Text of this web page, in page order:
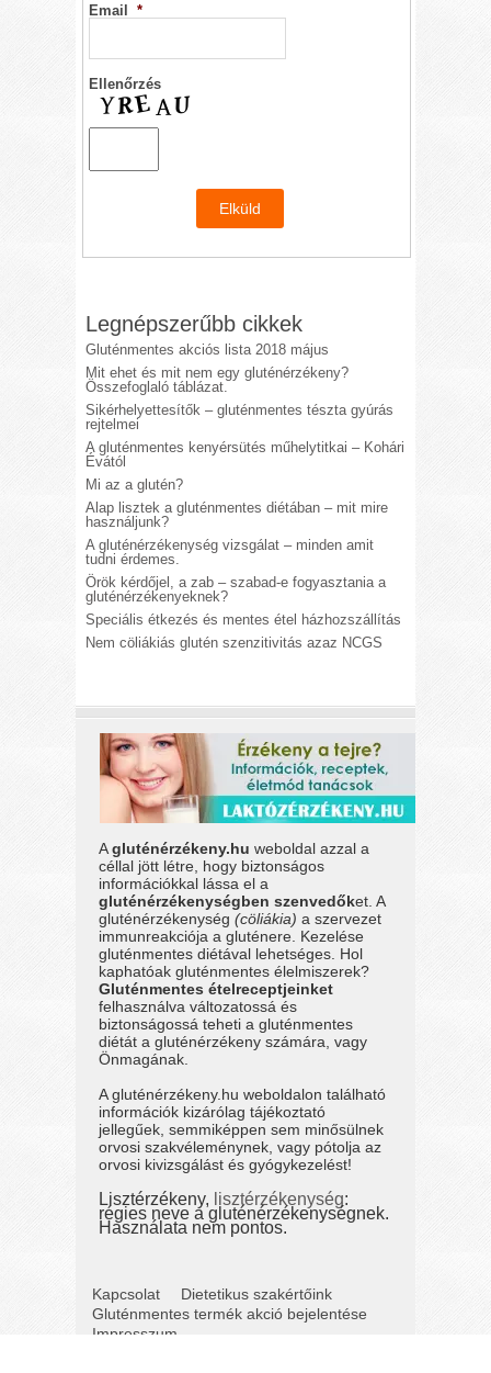
Email *
Ellenőrzés
Legnépszerűbb cikkek
Gluténmentes akciós lista 2018 május
Mit ehet és mit nem egy gluténérzékeny?
Összefoglaló táblázat.
Sikérhelyettesítők – gluténmentes tészta gyúrás
rejtelmei
A gluténmentes kenyérsütés műhelytitkai – Kohári
Évától
Mi az a glutén?
Alap lisztek a gluténmentes diétában – mit mire
használjunk?
A gluténérzékenység vizsgálat – minden amit
tudni érdemes.
Örök kérdőjel, a zab – szabad-e fogyasztania a
gluténérzékenyeknek?
Speciális étkezés és mentes étel házhozszállítás
Nem cöliákiás glutén szenzitivitás azaz NCGS
Agluténérzékeny.hu weboldal azzal a
céllal jött létre, hogy biztonságos
információkkal lássa el a
gluténérzékenységben szenvedőket. A
gluténérzékenység(cöliákia) a szervezet
immunreakciója a gluténere. Kezelése
gluténmentes diétával lehetséges. Hol
kaphatóak gluténmentes élelmiszerek?
Gluténmentes ételreceptjeinket
felhasználva változatossá és
biztonságossá teheti a gluténmentes
diétát a gluténérzékeny számára, vagy
Önmagának.
A gluténérzékeny.hu weboldalon található
információk kizárólag tájékoztató
jellegűek, semmiképpen sem minősülnek
orvosi szakvéleménynek, vagy pótolja az
orvosi kivizsgálást és gyógykezelést!
Lisztérzékeny, lisztérzékenység:
régies neve a gluténérzékenységnek.
Használata nem pontos.
Kapcsolat
Dietetikus szakértőink
Gluténmentes termék akció bejelentése
Impresszum